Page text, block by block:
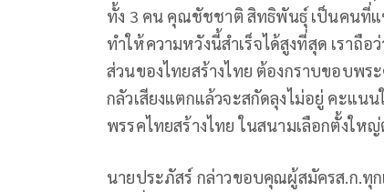
ทั้ง 3 คน คุณชัชชาติ สิทธิพันธุ์ เป็นคนที่แ
ทำให้ความหวังนี้สำเร็จได้สูงที่สุด เราถื
ส่วนของไทยสร้างไทย ต้องกราบขอบพ
กลัวเสียงแตกแล้วจะสกัดลุงไม่อยู่ คะแ
พรรคไทยสร้างไทย ในสนามเลือกตั้งให
นายประภัสร์ กล่าวขอบคุณผู้สมัครส.ก.ทุ